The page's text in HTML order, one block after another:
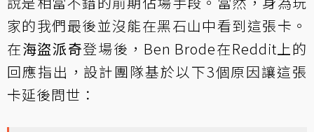
家的我們最後並沒能在黑石山中看到這張卡。
在海盜派奇登場後，Ben Brode在Reddit上的
回應指出，設計團隊基於以下3個原因讓這張
卡延後問世：